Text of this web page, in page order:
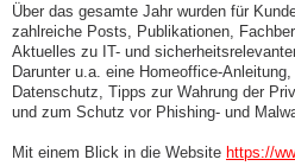
Über das gesamte Jahr wurden für
zahlreiche Posts, Publikationen,
Aktuelles zu IT- und
Darunter u.a. eine Homeoffice-
Datenschutz, Tipps zur Wahrung der
und zum Schutz vor Phishing- und
Mit einem Blick in die Website https://